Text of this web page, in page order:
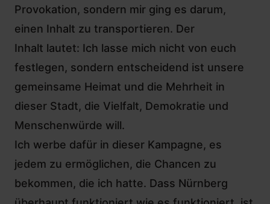
Provokation, sondern mir ging es darum,
einen Inhalt zu transportieren. Der
Inhalt lautet: Ich lasse mich nicht von euch
festlegen, sondern entscheidend ist unsere
gemeinsame Heimat und die Mehrheit in
dieser Stadt, die Vielfalt, Demokratie und
Menschenwürde will.
Ich werbe dafür in dieser Kampagne, es
jedem zu ermöglichen, die Chancen zu
bekommen, die ich hatte. Dass Nürnberg